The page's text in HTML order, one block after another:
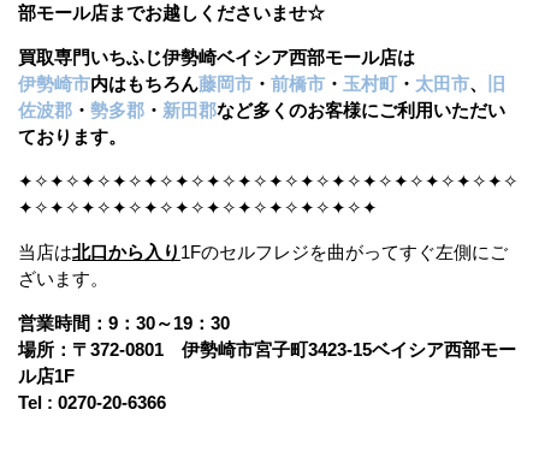
部モール店までお越しくださいませ☆
買取専門いちふじ伊勢崎ベイシア西部モール店は
伊勢崎市内はもちろん藤岡市 ・ 前橋市 ・ 玉村町 ・ 太田市、
旧
佐波郡 ・ 勢多郡 ・ 新田郡など多くのお客様にご利用いただい
ております。
✦✧✦✧✦✧✦✧✦✧✦✧✦✧✦✧✦✧✦✧✦✧✦✧✦✧✦✧✦✧✦✧
✦✧✦✧✦✧✦✧✦✧✦✧✦✧✦✧✦✧✦✧✦✧✦
当店は北口から入り 1Fのセルフレジを曲がってすぐ左側にご
ざいます。
営業時間：9：30～19：30
場所：〒372-0801 伊勢崎市宮子町3423-15ベイシア西部モー
ル店1F
Tel : 0270-20-6366